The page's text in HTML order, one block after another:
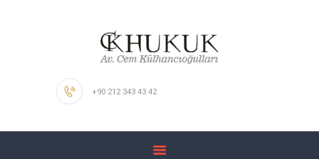
+90 212 343 43 42
ANASAYFA
HAKKIMIZDA
KALİTE POLİTİKAMIZ
ÇALIŞMA
İŞ BAŞVURUSU